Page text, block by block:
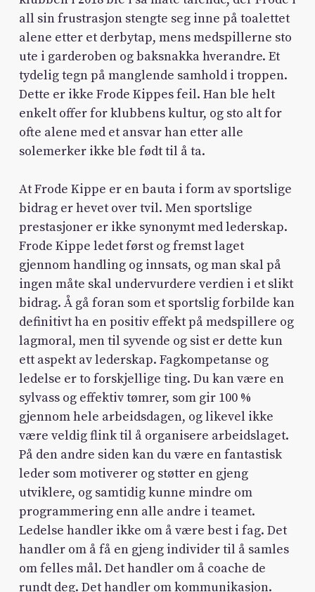
all sin frustrasjon stengte seg inne på toalettet
alene etter et derbytap, mens medspillerne sto
ute i garderoben og baksnakka hverandre. Et
tydelig tegn på manglende samhold i troppen.
Dette er ikke Frode Kippes feil. Han ble helt
enkelt offer for klubbens kultur, og sto alt for
ofte alene med et ansvar han etter alle
solemerker ikke ble født til å ta.
At Frode Kippe er en bauta i form av sportslige
bidrag er hevet over tvil. Men sportslige
prestasjoner er ikke synonymt med lederskap.
Frode Kippe ledet først og fremst laget
gjennom handling og innsats, og man skal på
ingen måte skal undervurdere verdien i et slikt
bidrag. Å gå foran som et sportslig forbilde kan
definitivt ha en positiv effekt på medspillere og
lagmoral, men til syvende og sist er dette kun
ett aspekt av lederskap. Fagkompetanse og
ledelse er to forskjellige ting. Du kan være en
sylvass og effektiv tømrer, som gir 100 %
gjennom hele arbeidsdagen, og likevel ikke
være veldig flink til å organisere arbeidslaget.
På den andre siden kan du være en fantastisk
leder som motiverer og støtter en gjeng
utviklere, og samtidig kunne mindre om
programmering enn alle andre i teamet.
Ledelse handler ikke om å være best i fag. Det
handler om å få en gjeng individer til å samles
om felles mål. Det handler om å coache de
rundt deg. Det handler om kommunikasjon.